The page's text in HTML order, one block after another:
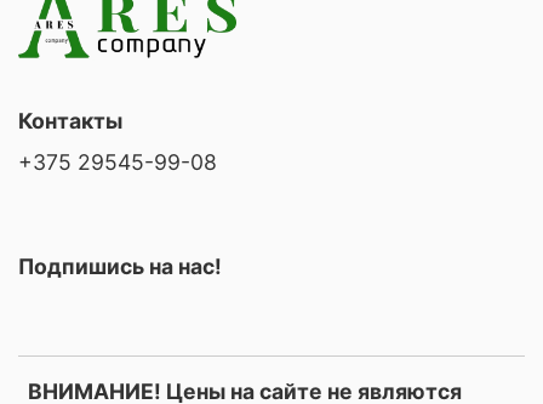
ВНИМАНИЕ! Цены на сайте не являются
Контакты
+375 29545-99-08
Подпишись на нас!